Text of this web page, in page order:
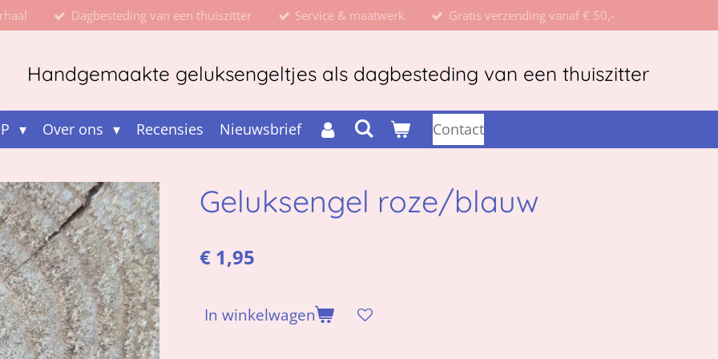
Dagbesteding van een thuiszitter Service & maatwerk Gratis verzending vanaf € 50,-
Handgemaakte geluksengeltjes als dagbesteding van een thuiszitter
Over ons Recensies Nieuwsbrief Contact
Geluksengel roze/blauw
€ 1,95
In winkelwagen